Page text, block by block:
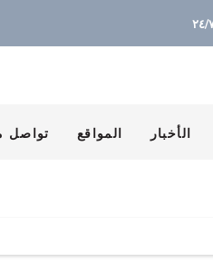
الأخبار المواقع تواصل